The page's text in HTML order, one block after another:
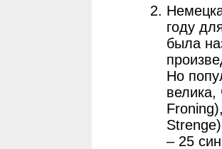
году
была
Но
велика,
– 25